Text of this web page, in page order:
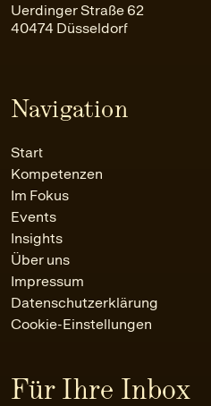
Uerdinger Straße 62
40474 Düsseldorf
Navigation
Start
Kompetenzen
Im Fokus
Events
Insights
Über uns
Impressum
Datenschutzerklärung
Cookie-Einstellungen
Für Ihre Inbox